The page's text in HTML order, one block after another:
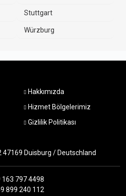
Stuttgart
Würzburg
Hakkımızda
Hizmet Bölgelerimiz
Gizlilik Politikası
Duisburg / Deutschland
163 797 4498
899 240 112